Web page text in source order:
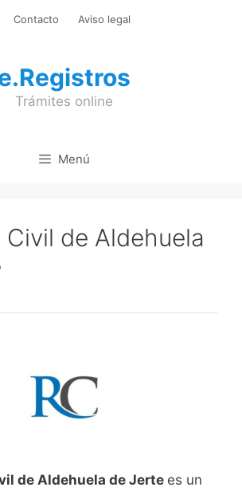
Contacto Aviso legal
Trámites online
Menú
Civil de Aldehuela
de Aldehuela de Jerte es un